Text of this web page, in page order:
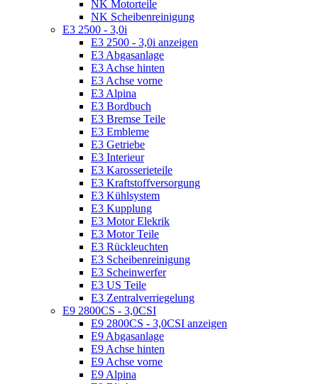
NK Motorteile
NK Scheibenreinigung
E3 2500 - 3,0i
E3 2500 - 3,0i anzeigen
E3 Abgasanlage
E3 Achse hinten
E3 Achse vorne
E3 Alpina
E3 Bordbuch
E3 Bremse Teile
E3 Embleme
E3 Getriebe
E3 Interieur
E3 Karosserieteile
E3 Kraftstoffversorgung
E3 Kühlsystem
E3 Kupplung
E3 Motor Elekrik
E3 Motor Teile
E3 Rückleuchten
E3 Scheibenreinigung
E3 Scheinwerfer
E3 US Teile
E3 Zentralverriegelung
E9 2800CS - 3,0CSI
E9 2800CS - 3,0CSI anzeigen
E9 Abgasanlage
E9 Achse hinten
E9 Achse vorne
E9 Alpina